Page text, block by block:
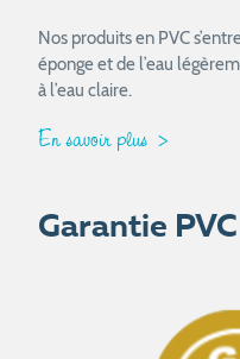
Nos produits en PVC
éponge et de l’eau
à l’eau claire.
En savoir plus
Garantie PVC